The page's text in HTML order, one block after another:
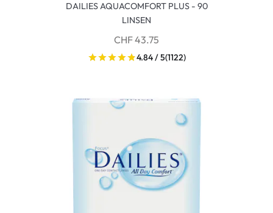
DAILIES AQUACOMFORT PLUS - 90
LINSEN
CHF 43.75
4.84 / 5(1122)